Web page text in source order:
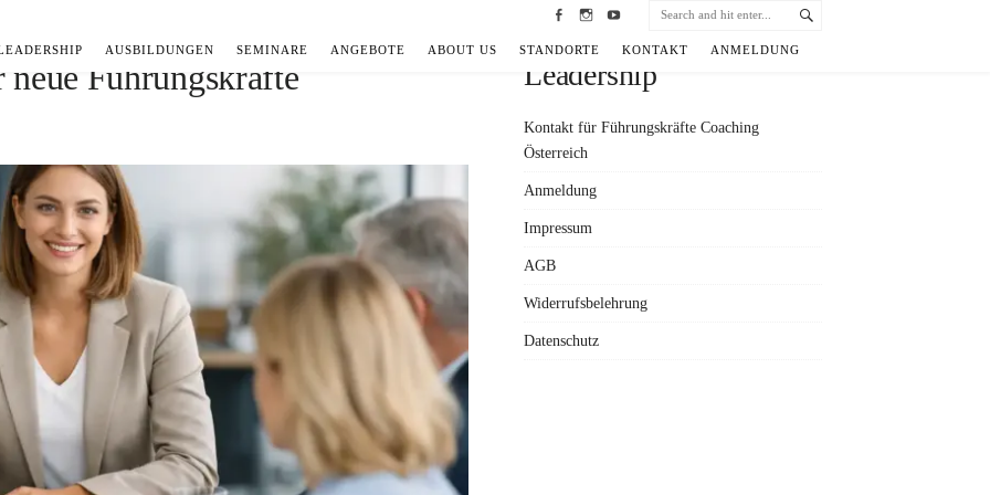
AUSBILDUNGEN SEMINARE ANGEBOTE ABOUT US STANDORTE KONTAKT ANMELDUNG
Facebook
Instagram
YouTube
Führungskräfte Leadership
Kontakt für Führungskräfte Coaching
Österreich
Anmeldung
Impressum
AGB
Widerrufsbelehrung
Datenschutz